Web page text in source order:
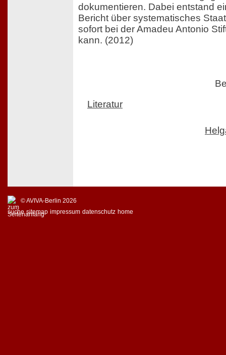
dokumentieren. Dabei entstand
Bericht über systematisches
sofort bei der Amadeu Antonio
kann. (2012)
Literatur
© AVIVA-Berlin 2026
suche sitemap impressum datenschutz home